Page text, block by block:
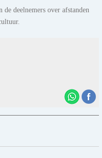
deelnemers over afstanden